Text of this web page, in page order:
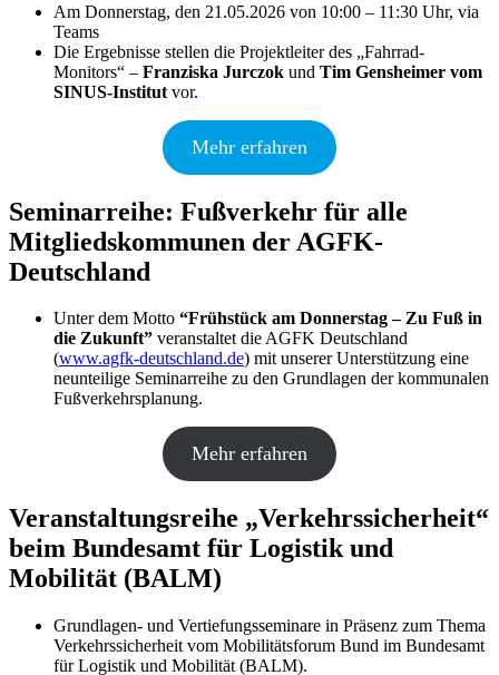
Am Donnerstag, den 21.05.2026 von 10:00 – 11:30 Uhr, via
Teams
Die Ergebnisse stellen die Projektleiter des „Fahrrad-
Monitors“ – Franziska Jurczok und Tim Gensheimer vom
SINUS-Institut vor.
Mehr erfahren
Seminarreihe: Fußverkehr für alle
Mitgliedskommunen der AGFK-
Deutschland
Unter dem Motto “Frühstück am Donnerstag – Zu Fuß in
die Zukunft” veranstaltet die AGFK Deutschland
(www.agfk-deutschland.de) mit unserer Unterstützung eine
neunteilige Seminarreihe zu den Grundlagen der kommunalen
Fußverkehrsplanung.
Mehr erfahren
Veranstaltungsreihe „Verkehrssicherheit“
beim Bundesamt für Logistik und
Mobilität (BALM)
Grundlagen- und Vertiefungsseminare in Präsenz zum Thema
Verkehrssicherheit vom Mobilitätsforum Bund im Bundesamt
für Logistik und Mobilität (BALM).